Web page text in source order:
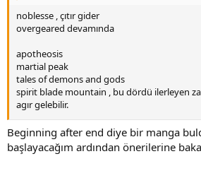
noblesse , çıtır gider
overgeared devamında
apotheosis
martial peak
tales of demons and gods
spirit blade mountain , bu dördü ilerleyen
agır gelebilir.
grand blue ,komik goygoy
ultimate scheming system , esprili ilerleyen
Beginning after end diye bir manga
başlayacağım ardından önerilerine